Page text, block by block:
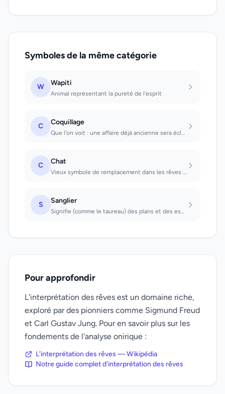
Symboles de la même catégorie
W Wapiti
Animal représentant la pureté de l'esprit
C Coquillage
Que l'on voit : une affaire déjà ancienne sera éclaircie. Que l'on trouve et que...
C Chat
Vieux symbole de remplacement dans les rêves masculins.
S Sanglier
Signifie (comme le taureau) des plans et des espoirs sexuels. Que l'on voit:...
Pour approfondir
L'interprétation des rêves est un domaine riche,
exploré par des pionniers comme Sigmund Freud
et Carl Gustav Jung. Pour en savoir plus sur les
fondements de l'analyse onirique :
L'interprétation des rêves — Wikipédia
Notre guide complet d'interprétation des rêves